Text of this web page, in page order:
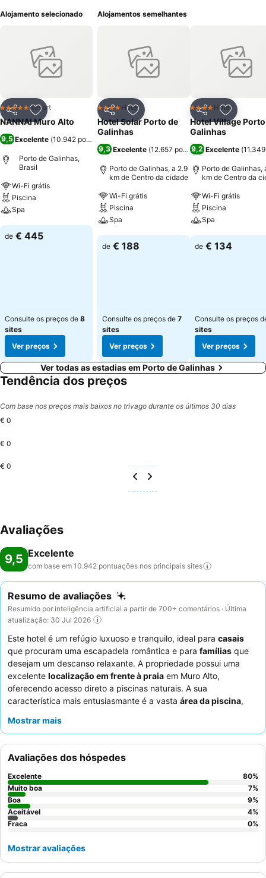
piscinas, com raias para natação e pontos exclusivos de
espaço para eventos, spa, quadras de tênis, academia, sauna e
sala de jogos, além de fazer empréstimo de equipamentos para
esportes aquáticos. Um restaurante com comida regional e dois
pensão. Até o ponto de saída das jangadas que vão às piscinas
naturais, são 20 minutos de carro.
Alojamento selecionado
PartilharAdicionar aos favoritos
5 EstrelasResort
NANNAI Muro Alto
9,5 Excelente (10.942 pontuações
Porto de Galinhas,
Brasil
Wi-Fi grátis
Piscina
Spa
Ver preços
de € 445
Consulte os preços de 8
sites
Ver preços
Alojamentos semelhantes
PartilharAdicionar aos favoritos
4 EstrelasHotel
Hotel Solar Porto de
Galinhas
9,3 Excelente (12.657 pontuações)
Porto de Galinhas, a 2.9
km de Centro da cidade
Wi-Fi grátis
Piscina
Spa
Ver preços
de € 188
Consulte os preços de 7
sites
Ver preços
Partilhar
4 EstrelasHotel
Hotel Village Porto
Galinhas
9,2 Excelente (
Porto de Galinhas,
km de Centro da
Wi-Fi grátis
Piscina
Spa
Ver preços
de € 134
Consulte os preços
sites
Ver preços
Ver todas as estadias em Porto de Galinhas
Tendência dos preços
Com base nos preços mais baixos no trivago durante os últimos 30 dias
€ 0
€ 0
€ 0
Avaliações
9,5 Excelente
com base em 10.942 pontuações nos principais sites
Resumo de avaliações
Resumido por inteligência artificial a partir de 700+ comentários · Última
atualização: 30 Jul 2026
Este hotel é um refúgio luxuoso e tranquilo, ideal para casais
que procuram uma escapadela romântica e para famílias que
desejam um descanso relaxante. A propriedade possui uma
excelente localização em frente à praia em Muro Alto,
oferecendo acesso direto a piscinas naturais. A sua
característica mais entusiasmante é a vasta área da piscina,
várias secções para adultos e crianças. Os hóspedes elogiam
excelente buffet de pequeno-almoço e as diversas opções de
jantar, juntamente com ostaffatencioso e profissional. Para
uma experiência melhorada, considere reservar um dos
bungalows privados
própria, proporcionando um nível extra de privacidade e luxo.
Mostrar mais
Avaliações dos hóspedes
Excelente 80%
Muito boa
7%
Boa
9%
Aceitável
4%
Fraca
0%
Mostrar avaliações